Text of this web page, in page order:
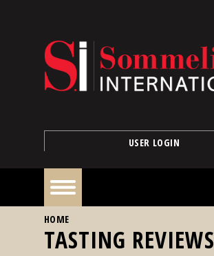
USER LOGIN
Home
YOU ARE HERE
HOME
TASTING REVIEWS